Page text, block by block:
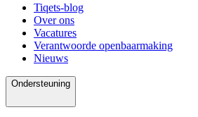
Tiqets-blog
Over ons
Vacatures
Verantwoorde openbaarmaking
Nieuws
Ondersteuning